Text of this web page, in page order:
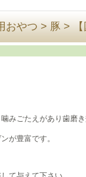
おやつ > 豚 >
みごたえがあり歯磨
が豊富です。